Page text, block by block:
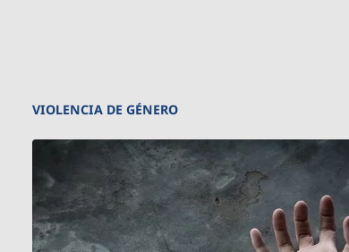
VIOLENCIA DE GÉNERO